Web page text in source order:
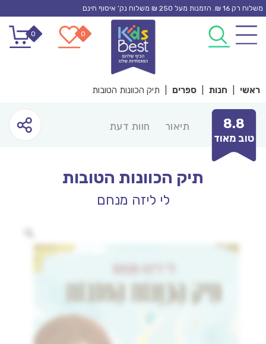
Skip
content
משלוח רק 16 ₪. הזמנות מעל 250 ₪ משלוח נק’ איסוף חינם
0
0
ראשי חנות ספרים תיק הכוונות הטובות
8.8
טוב מאוד
תיאור חוות דעת
תיק הכוונות הטובות
לי ליזה מנחם